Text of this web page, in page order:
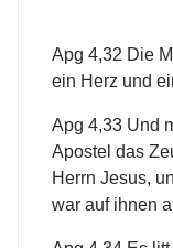
Apg 4,32 Die
ein Herz und
Apg 4,33 Und
Apostel das
Herrn Jesus,
war auf ihnen